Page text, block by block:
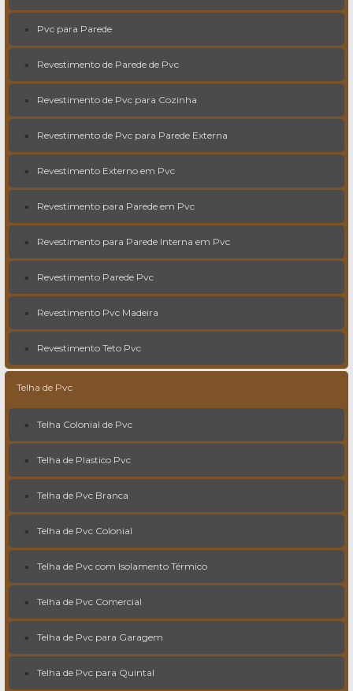
Pvc para Parede
Revestimento de Parede de Pvc
Revestimento de Pvc para Cozinha
Revestimento de Pvc para Parede Externa
Revestimento Externo em Pvc
Revestimento para Parede em Pvc
Revestimento para Parede Interna em Pvc
Revestimento Parede Pvc
Revestimento Pvc Madeira
Revestimento Teto Pvc
Telha de Pvc
Telha Colonial de Pvc
Telha de Plastico Pvc
Telha de Pvc Branca
Telha de Pvc Colonial
Telha de Pvc com Isolamento Térmico
Telha de Pvc Comercial
Telha de Pvc para Garagem
Telha de Pvc para Quintal